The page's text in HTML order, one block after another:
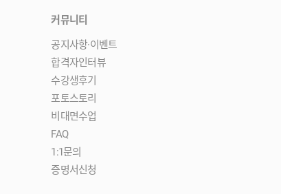
커뮤니티
공지사항·이벤트
합격자인터뷰
수강생후기
포토스토리
비대면수업
FAQ
1:1문의
증명서신청